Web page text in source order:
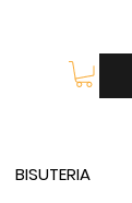
BISUTERIA